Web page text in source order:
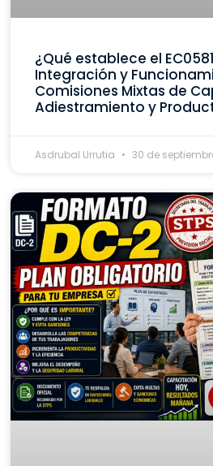
¿Qué establece el
Integración y
Comisiones Mixtas de
Adiestramiento y
Asdrubal Urrutia 30 de